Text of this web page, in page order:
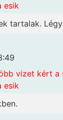
esik
tartalak.
vizet kért
esik